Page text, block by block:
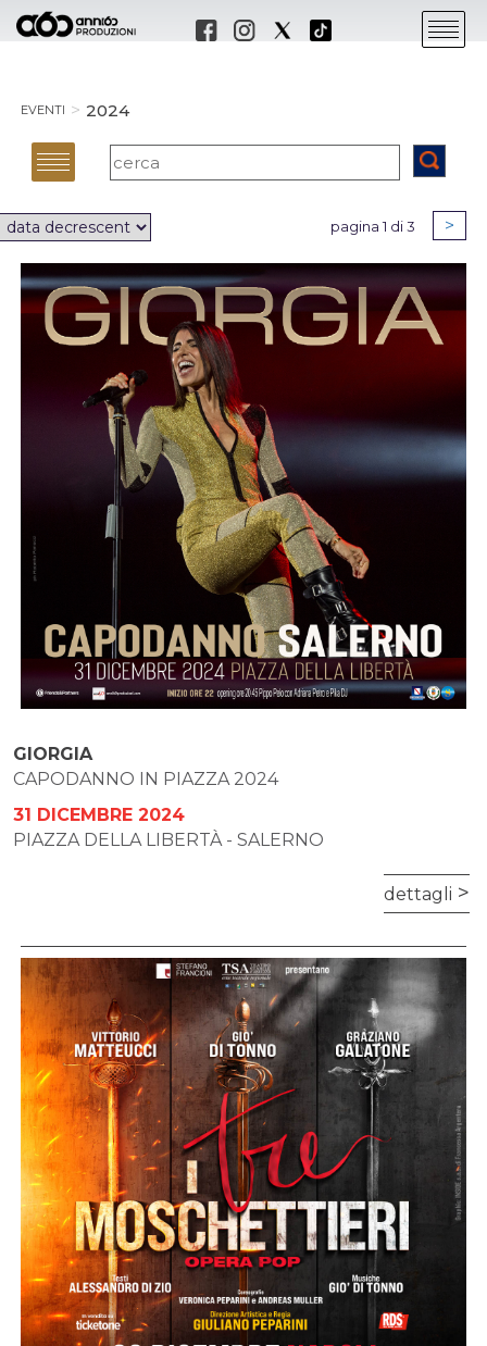
EVENTI 2024
pagina 1 di 3 >
GIORGIA
CAPODANNO IN PIAZZA 2024
31 DICEMBRE 2024
PIAZZA DELLA LIBERTÀ - SALERNO
dettagli